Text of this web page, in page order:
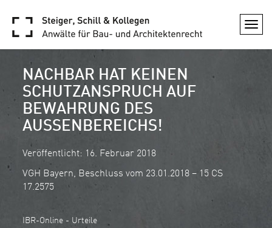
NACHBAR HAT KEINEN
SCHUTZANSPRUCH AUF
BEWAHRUNG DES
AUSSENBEREICHS!
Veröffentlicht: 16. Februar 2018
VGH Bayern, Beschluss vom 23.01.2018 – 15 CS
17.2575
IBR-Online - Urteile